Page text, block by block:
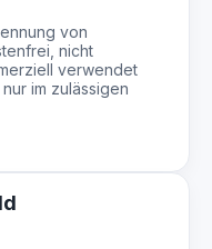
von
nicht
verwendet
im zulässigen